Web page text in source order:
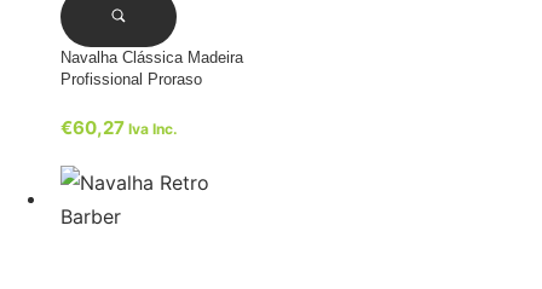
Navalha Clássica Madeira
Profissional Proraso
€60,27 Iva Inc.